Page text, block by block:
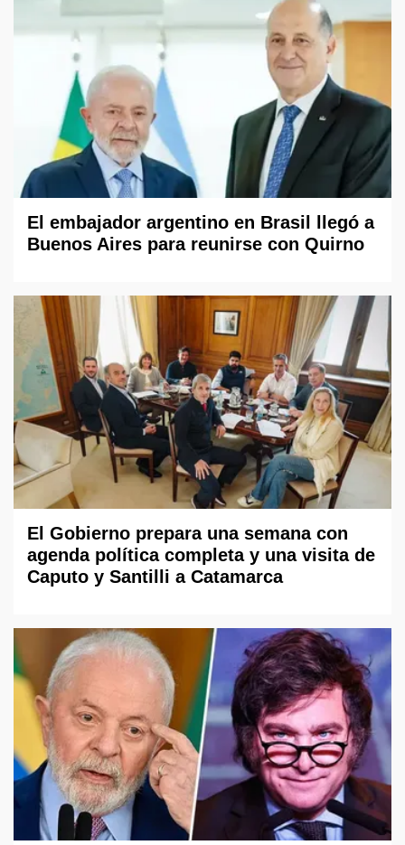
El embajador argentino en Brasil llegó a
Buenos Aires para reunirse con Quirno
El Gobierno prepara una semana con
agenda política completa y una visita de
Caputo y Santilli a Catamarca